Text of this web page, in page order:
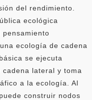
del rendimiento.
ecológica
ecología de cadena
se ejecuta
lateral y toma
a la ecología. Al
construir nodos